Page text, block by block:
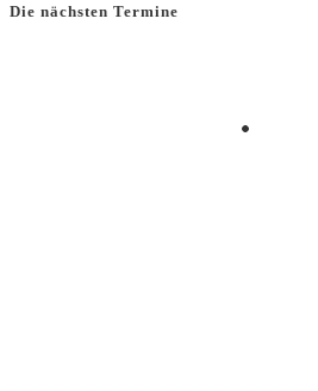
Die nächsten Termine